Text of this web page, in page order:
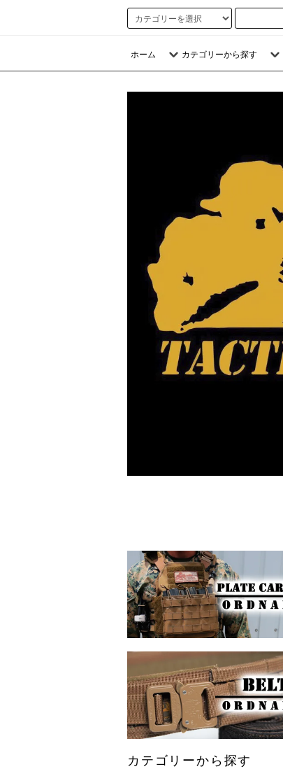
ホーム カテゴリーから探す
カテゴリーから探す